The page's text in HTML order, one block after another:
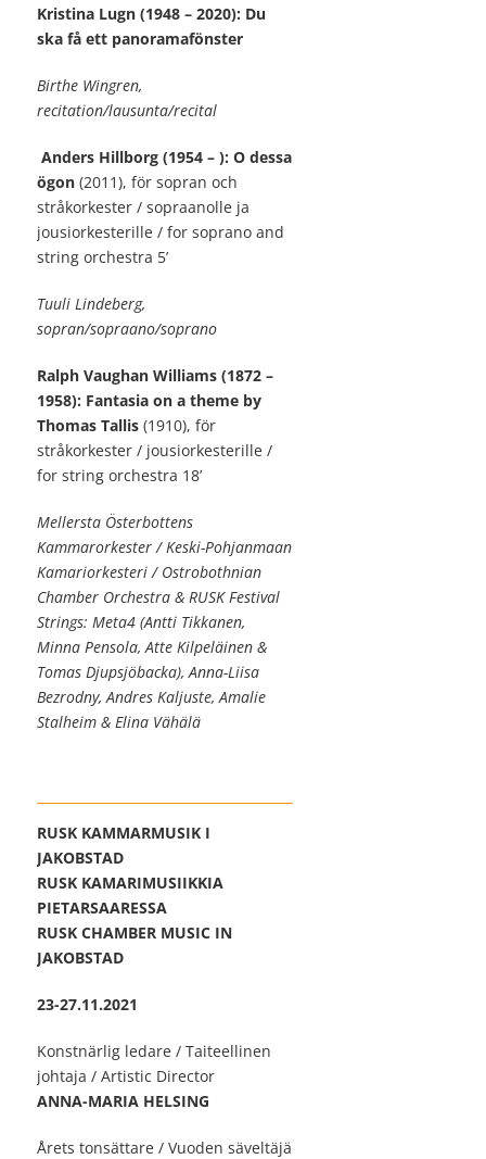
Kristina Lugn (1948 – 2020): Du
ska få ett panoramafönster
Birthe Wingren,
recitation/lausunta/recital
Anders Hillborg (1954 – ): O dessa
ögon (2011), för sopran och
stråkorkester / sopraanolle ja
jousiorkesterille / for soprano and
string orchestra 5’
Tuuli Lindeberg,
sopran/sopraano/soprano
Ralph Vaughan Williams (1872 –
1958): Fantasia on a theme by
Thomas Tallis (1910), för
stråkorkester / jousiorkesterille /
for string orchestra 18’
Mellersta Österbottens
Kammarorkester / Keski-Pohjanmaan
Kamariorkesteri / Ostrobothnian
Chamber Orchestra & RUSK Festival
Strings: Meta4 (Antti Tikkanen,
Minna Pensola, Atte Kilpeläinen &
Tomas Djupsjöbacka), Anna-Liisa
Bezrodny, Andres Kaljuste, Amalie
Stalheim & Elina Vähälä
RUSK KAMMARMUSIK I
JAKOBSTAD
RUSK KAMARIMUSIIKKIA
PIETARSAARESSA
RUSK CHAMBER MUSIC IN
JAKOBSTAD
23-27.11.2021
Konstnärlig ledare / Taiteellinen
johtaja / Artistic Director
ANNA-MARIA HELSING
Årets tonsättare / Vuoden säveltäjä